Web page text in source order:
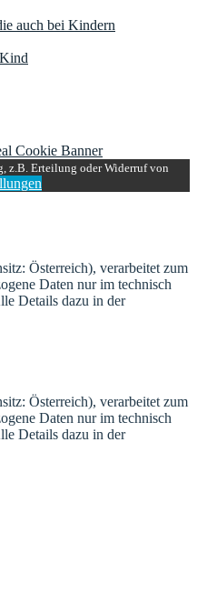
auch bei Kindern
Cookie Banner
z.B. Erteilung oder Widerruf von
Österreich), verarbeitet zum
Daten nur im technisch
Details dazu in der
Österreich), verarbeitet zum
Daten nur im technisch
Details dazu in der